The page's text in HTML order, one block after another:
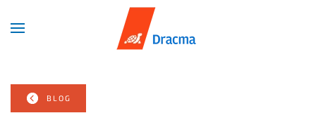
content
BLOG